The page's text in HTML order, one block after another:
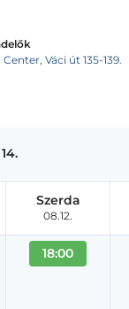
Váci út 135-139.
Szerda
08.12.
18:00